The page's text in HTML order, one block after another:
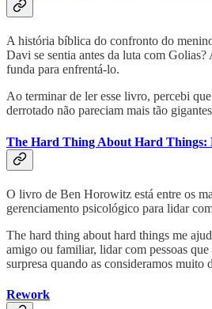
A história bíblica do confronto do
Davi se sentia antes da luta com
funda para enfrentá-lo.
Ao terminar de ler esse livro, percebi
derrotado não pareciam mais tão
The Hard Thing About Hard Things:
O livro de Ben Horowitz está entre os
gerenciamento psicológico para lidar
The hard thing about hard things me
amigo ou familiar, lidar com pessoas
surpresa quando as consideramos muito
Rework